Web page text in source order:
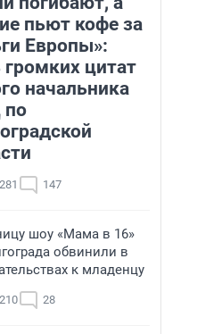
пьют кофе за
Европы»:
громких цитат
начальника
147
шоу «Мама в 16»
обвинили в
к младенцу
28